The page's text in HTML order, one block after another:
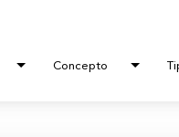
Concepto